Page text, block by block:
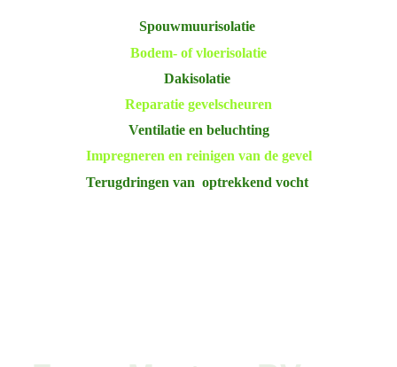
Spouwmuurisolatie
Bodem- of vloerisolatie
Dakisolatie
Reparatie gevelscheuren
Ventilatie en beluchting
Impregneren en reinigen van de gevel
Terugdringen van optrekkend vocht